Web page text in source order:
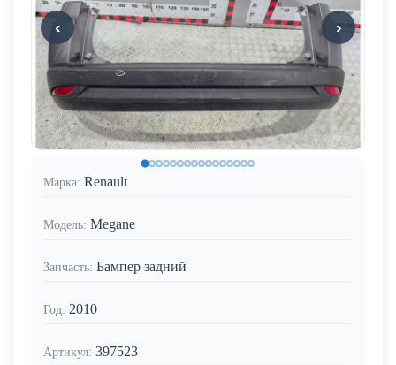
Марка: Renault
Модель: Megane
Запчасть: Бампер задний
Год: 2010
Артикул: 397523